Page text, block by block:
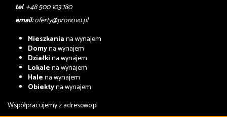
tel. +48 500 103 180
email:oferty@pronovo.pl
Mieszkaniana wynajem
Domyna wynajem
Działkina wynajem
Lokalena wynajem
Halena wynajem
Obiektyna wynajem
Współpracujemy zadresowo.pl